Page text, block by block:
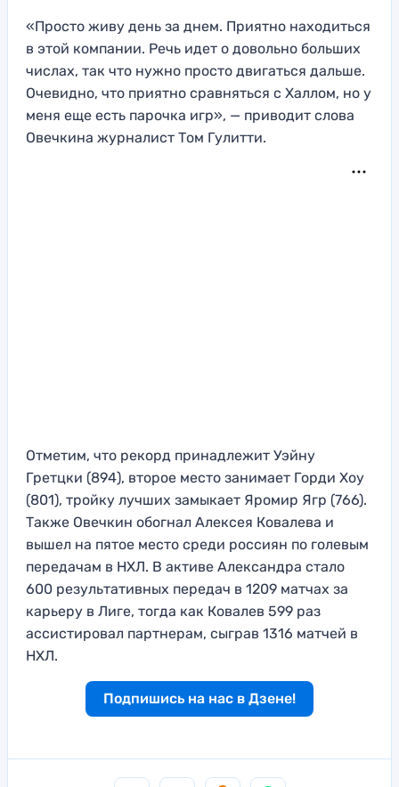
«Просто живу день за днем. Приятно находиться
в этой компании. Речь идет о довольно больших
числах, так что нужно просто двигаться дальше.
Очевидно, что приятно сравняться с Халлом, но у
меня еще есть парочка игр», — приводит слова
Овечкина журналист Том Гулитти.
Отметим, что рекорд принадлежит Уэйну
Гретцки (894), второе место занимает Горди Хоу
(801), тройку лучших замыкает Яромир Ягр (766).
Также Овечкин обогнал Алексея Ковалева и
вышел на пятое место среди россиян по голевым
передачам в НХЛ. В активе Александра стало
600 результативных передач в 1209 матчах за
карьеру в Лиге, тогда как Ковалев 599 раз
ассистировал партнерам, сыграв 1316 матчей в
НХЛ.
Подпишись на нас в Дзене!